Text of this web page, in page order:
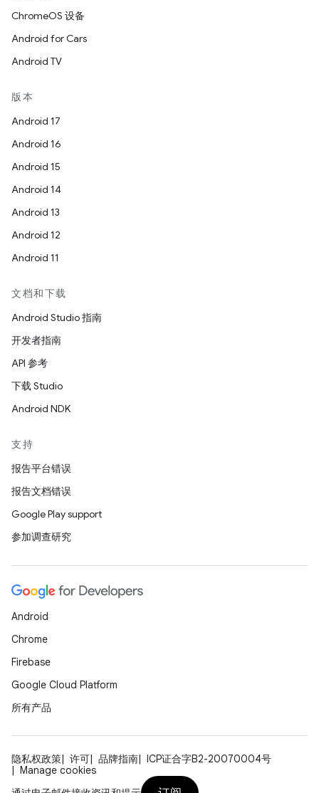
ChromeOS 设备
Android for Cars
Android TV
版本
Android 17
Android 16
Android 15
Android 14
Android 13
Android 12
Android 11
文档和下载
Android Studio 指南
开发者指南
API 参考
下载 Studio
Android NDK
支持
报告平台错误
报告文档错误
Google Play support
参加调查研究
Android
Chrome
Firebase
Google Cloud Platform
所有产品
隐私权政策 许可 品牌指南
ICP证合字B2-20070004号
Manage cookies